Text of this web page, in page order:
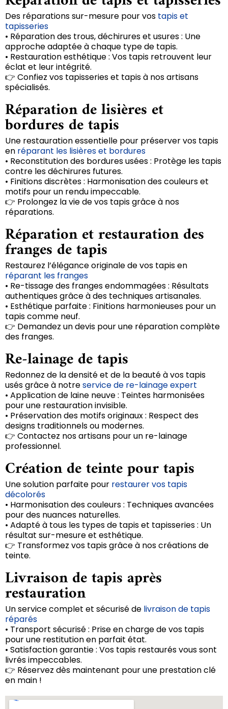
Des réparations sur-mesure pour vos tapis et
tapisseries
• Réparation des trous, déchirures et usures : Une
approche adaptée à chaque type de tapis.
• Restauration esthétique : Vos tapis retrouvent leur
éclat et leur intégrité.
👉 Confiez vos tapisseries et tapis à nos artisans
spécialisés.
Réparation de lisières et
bordures de tapis
Une restauration essentielle pour préserver vos tapis
en réparant les lisières et bordures
• Reconstitution des bordures usées : Protège les tapis
contre les déchirures futures.
• Finitions discrètes : Harmonisation des couleurs et
motifs pour un rendu impeccable.
👉 Prolongez la vie de vos tapis grâce à nos
réparations.
Réparation et restauration des
franges de tapis
Restaurez l’élégance originale de vos tapis en
réparant les franges
• Re-tissage des franges endommagées : Résultats
authentiques grâce à des techniques artisanales.
• Esthétique parfaite : Finitions harmonieuses pour un
tapis comme neuf.
👉 Demandez un devis pour une réparation complète
des franges.
Re-lainage de tapis
Redonnez de la densité et de la beauté à vos tapis
usés grâce à notreservice de re-lainage expert
• Application de laine neuve : Teintes harmonisées
pour une restauration invisible.
• Préservation des motifs originaux : Respect des
designs traditionnels ou modernes.
👉 Contactez nos artisans pour un re-lainage
professionnel.
Création de teinte pour tapis
Une solution parfaite pour restaurer vos tapis
décolorés
• Harmonisation des couleurs : Techniques avancées
pour des nuances naturelles.
• Adapté à tous les types de tapis et tapisseries : Un
résultat sur-mesure et esthétique.
👉 Transformez vos tapis grâce à nos créations de
teinte.
Livraison de tapis après
restauration
Un service complet et sécurisé de livraison de tapis
réparés
• Transport sécurisé : Prise en charge de vos tapis
pour une restitution en parfait état.
• Satisfaction garantie : Vos tapis restaurés vous sont
livrés impeccables.
👉 Réservez dès maintenant pour une prestation clé
en main !